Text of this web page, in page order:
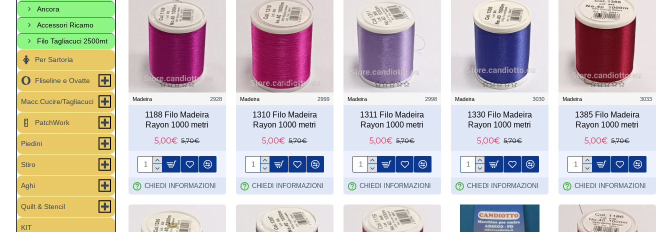
Ancora
Accessori Ricamo
Filo Tagliacuci 2500mt
Per Sartoria
Fliseline e Ovatte
Macc.Cucire/Tagliacuci
PatchWork
Piedini
Stiro
Aghi
Quilt & Stencil
KIT
Madeira 2928
1188 Filo Madeira
Rayon 1000 metri
5,00€ 5,70€
CHIEDI INFORMAZIONI
Madeira 2999
1310 Filo Madeira
Rayon 1000 metri
5,00€ 5,70€
CHIEDI INFORMAZIONI
Madeira 2998
1311 Filo Madeira
Rayon 1000 metri
5,00€ 5,70€
CHIEDI INFORMAZIONI
Madeira 3030
1330 Filo Madeira
Rayon 1000 metri
5,00€ 5,70€
CHIEDI INFORMAZIONI
Madeira 3033
1385 Filo Madeira
Rayon 1000 metri
5,00€ 5,70€
CHIEDI INFORMAZIONI